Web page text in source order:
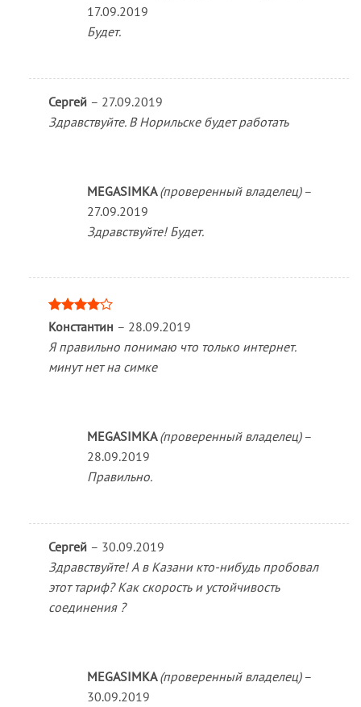
17.09.2019
Будет.
Сергей – 27.09.2019
Здравствуйте. В Норильске будет работать
MEGASIMKA(проверенный владелец) –
27.09.2019
Здравствуйте! Будет.
Оценка
Константин – 28.09.2019
Я правильно понимаю что только интернет.
минут нет на симке
MEGASIMKA(проверенный владелец) –
28.09.2019
Правильно.
Сергей – 30.09.2019
Здравствуйте! А в Казани кто-нибудь пробовал
этот тариф? Как скорость и устойчивость
соединения ?
MEGASIMKA(проверенный владелец) –
30.09.2019